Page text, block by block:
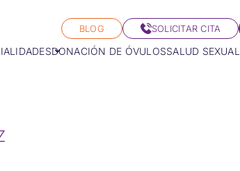
BLOG SOLICITAR CITA
DONACIÓN DE ÓVULOSSALUD SEXUAL